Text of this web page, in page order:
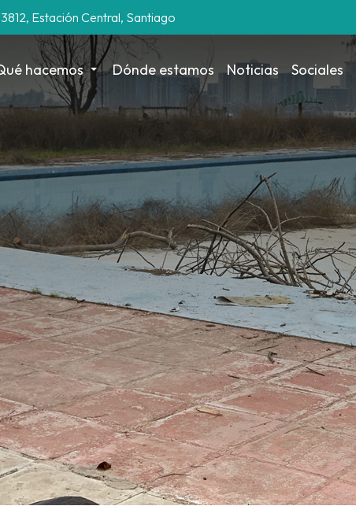
Estación Central, Santiago
hacemos Dónde estamos Noticias Sociales